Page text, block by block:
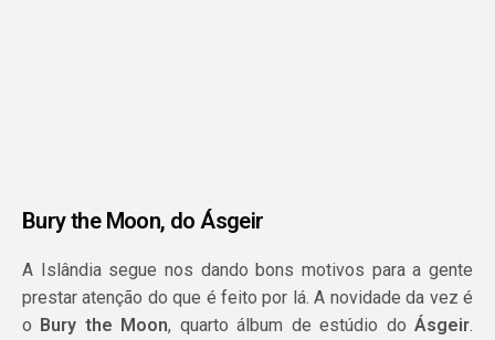
Bury the Moon, do Ásgeir
A Islândia segue nos dando bons motivos para a gente
prestar atenção do que é feito por lá. A novidade da vez é
o Bury the Moon, quarto álbum de estúdio do Ásgeir.